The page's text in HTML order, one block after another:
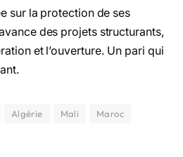
sur la protection de ses
des projets structurants,
et l’ouverture. Un pari qui
Algérie Mali
Maroc